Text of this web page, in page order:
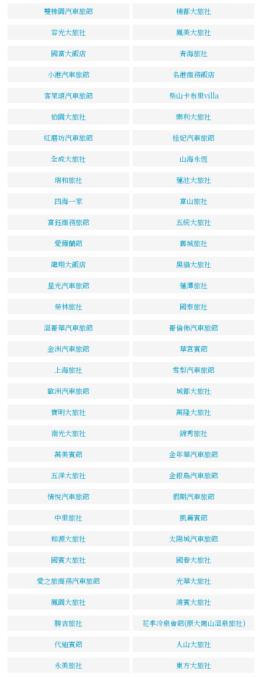
雙橡園汽車旅館 楠都大旅社
容光大旅社 鳳美大旅社
國富大飯店 青海旅社
小港汽車旅館 名港商務飯店
客萊頌汽車旅館 柴山卡布里villa
伯園大旅社 樂利大旅社
紅磨坊汽車旅館 桂妃汽車旅館
全成大旅社 山海永恆
瑞和旅社 蓮池大旅社
四海一家 富山旅社
富鈺商務旅館 五統大旅社
愛爾蘭館 舊城旅社
龍翔大飯店 黑貓大旅社
星光汽車旅館 蓮潭旅社
榮林旅社 國泰旅社
溫哥華汽車旅館 哥倫佈汽車旅館
金洲汽車旅館 華宮賓館
上海旅社 雪梨汽車旅館
歐洲汽車旅館 城都大旅社
寶明大旅社 萬隆大旅社
南光大旅社 錦秀旅社
萬美賓館 金年華汽車旅館
五洋大旅社 金銀島汽車旅館
情悅汽車旅館 假期汽車旅館
中里旅社 凱麗賓館
和源大旅社 太陽城汽車旅館
國賓大旅社 國春大旅社
愛之旅商務汽車旅館 光華大旅社
鳳園大旅社 鴻賓大旅社
勝吉旅社 花季冷泉會館(原大崗山溫泉旅社)
代迪賓館 人山大旅社
永美旅社 東方大旅社